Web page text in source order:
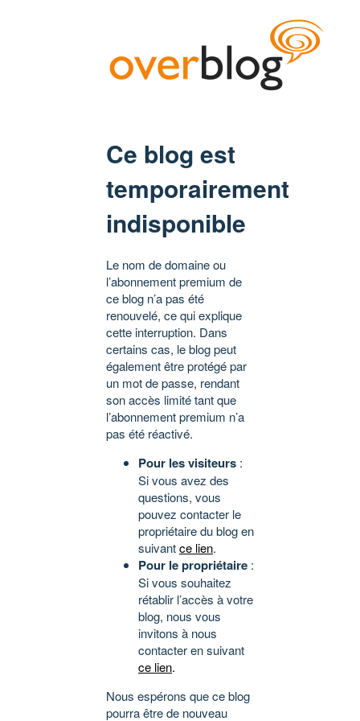
Ce blog est
temporairement
indisponible
Le nom de domaine ou
l’abonnement premium de
ce blog n’a pas été
renouvelé, ce qui explique
cette interruption. Dans
certains cas, le blog peut
également être protégé par
un mot de passe, rendant
son accès limité tant que
l’abonnement premium n’a
pas été réactivé.
Pour les visiteurs :
Si vous avez des
questions, vous
pouvez contacter le
propriétaire du blog en
suivantce lien.
Pour le propriétaire :
Si vous souhaitez
rétablir l’accès à votre
blog, nous vous
invitons à nous
contacter en suivant
ce lien.
Nous espérons que ce blog
pourra être de nouveau